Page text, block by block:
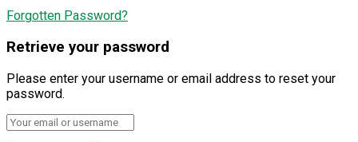
Forgotten Password?
Retrieve your password
Please enter your username or email address to reset your
password.